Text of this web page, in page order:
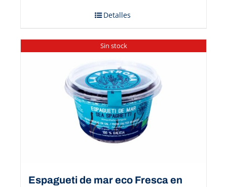
Detalles
Sin stock
Espagueti de mar eco Fresca en